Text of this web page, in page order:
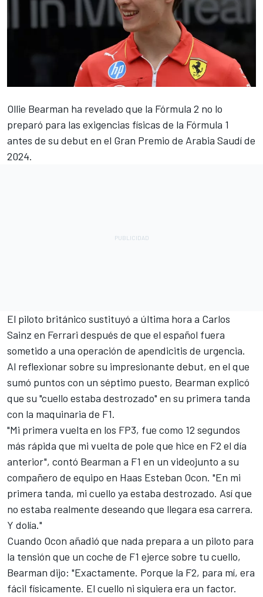
Ollie Bearman ha revelado que la Fórmula 2 no lo
preparó para las exigencias físicas de la Fórmula 1
antes de su debut en el Gran Premio de Arabia Saudí de
2024.
El piloto británico sustituyó a última hora a Carlos
Sainz en Ferrari después de que el español fuera
sometido a una operación de apendicitis de urgencia.
Al reflexionar sobre su impresionante debut, en el que
sumó puntos con un séptimo puesto, Bearman explicó
que su "cuello estaba destrozado" en su primera tanda
con la maquinaria de F1.
"Mi primera vuelta en los FP3, fue como 12 segundos
más rápida que mi vuelta de pole que hice en F2 el día
anterior", contó Bearman a F1 en un videojunto a su
compañero de equipo en Haas Esteban Ocon. "En mi
primera tanda, mi cuello ya estaba destrozado. Así que
no estaba realmente deseando que llegara esa carrera.
Y dolía."
Cuando Ocon añadió que nada prepara a un piloto para
la tensión que un coche de F1 ejerce sobre tu cuello,
Bearman dijo: "Exactamente. Porque la F2, para mí, era
fácil físicamente. El cuello ni siquiera era un factor.